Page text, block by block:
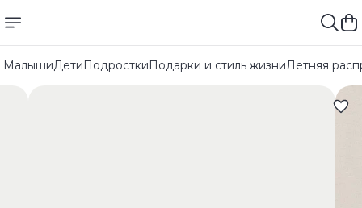
МалышиДетиПодросткиПодарки и стиль жизниЛетняя